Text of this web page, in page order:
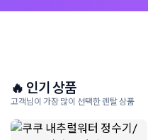
🔥 인기 상품
고객님이 가장 많이 선택한 렌탈 상품